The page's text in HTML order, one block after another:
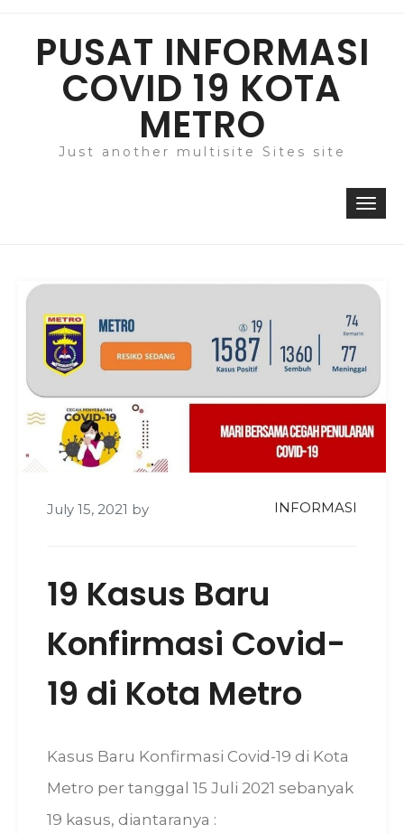
contentPUSAT INFORMASI
COVID 19 KOTA
METRO
Just another multisite Sites site
July 15, 2021 by INFORMASI
19 Kasus Baru
Konfirmasi Covid-
19 di Kota Metro
Kasus Baru Konfirmasi Covid-19 di Kota
Metro per tanggal 15 Juli 2021 sebanyak
19 kasus, diantaranya :